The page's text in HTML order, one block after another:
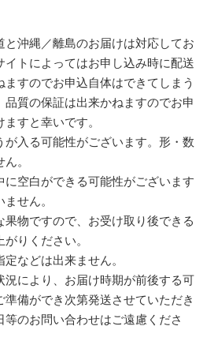
沖縄／離島のお届けは対応してお
イトによってはお申し込み時に配送
すのでお申込自体はできてしまう
品質の保証は出来かねますのでお申
すと幸いです。
入る可能性がございます。形・数
。
空白ができる可能性がございます
せん。
物ですので、お受け取り後できる
りください。
などは出来ません。
により、お届け時期が前後する可
備ができ次第発送させていただき
等のお問い合わせはご遠慮くださ